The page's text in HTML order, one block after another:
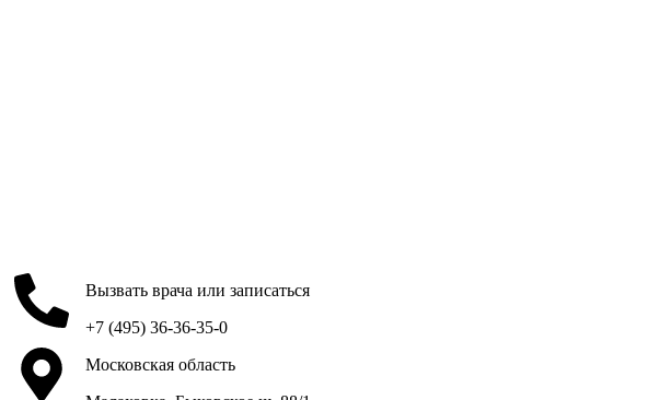
Вызвать врача или записаться
+7 (495) 36-36-35-0
Московская область